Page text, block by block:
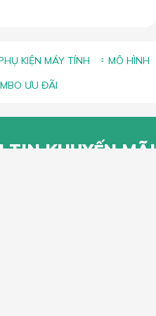
KIỆN MÁY TÍNH MÔ HÌNH
ƯU ĐÃI
TIN KHUYẾN MÃI